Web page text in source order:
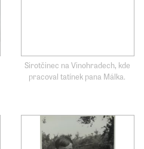
Sirotčinec na Vinohradech, kde
pracoval tatínek pana Málka.